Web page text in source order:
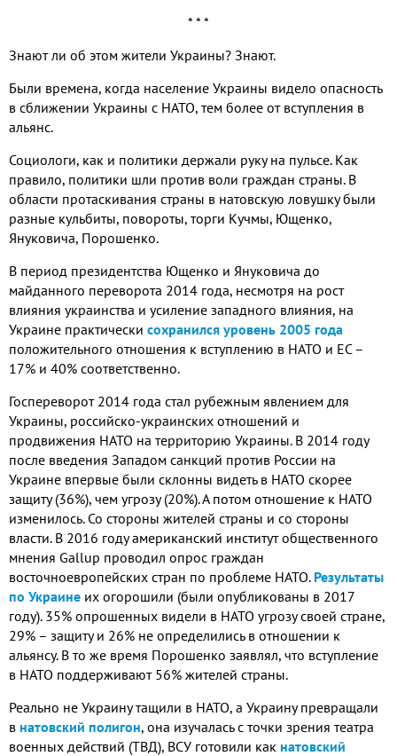
* * *
Знают ли об этом жители Украины? Знают.
Были времена, когда население Украины видело опасность
в сближении Украины с НАТО, тем более от вступления в
альянс.
Социологи, как и политики держали руку на пульсе. Как
правило, политики шли против воли граждан страны. В
области протаскивания страны в натовскую ловушку были
разные кульбиты, повороты, торги Кучмы, Ющенко,
Януковича, Порошенко.
В период президентства Ющенко и Януковича до
майданного переворота 2014 года, несмотря на рост
влияния украинства и усиление западного влияния, на
Украине практически сохранился уровень 2005 года
положительного отношения к вступлению в НАТО и ЕС –
17% и 40% соответственно.
Госпереворот 2014 года стал рубежным явлением для
Украины, российско-украинских отношений и
продвижения НАТО на территорию Украины. В 2014 году
после введения Западом санкций против России на
Украине впервые были склонны видеть в НАТО скорее
защиту (36%), чем угрозу (20%). А потом отношение к НАТО
изменилось. Со стороны жителей страны и со стороны
власти. В 2016 году американский институт общественного
мнения Gallup проводил опрос граждан
восточноевропейских стран по проблеме НАТО. Результаты
по Украине их огорошили (были опубликованы в 2017
году). 35% опрошенных видели в НАТО угрозу своей стране,
29% – защиту и 26% не определились в отношении к
альянсу. В то же время Порошенко заявлял, что вступление
в НАТО поддерживают 56% жителей страны.
Реально не Украину тащили в НАТО, а Украину превращали
в натовский полигон, она изучалась с точки зрения театра
военных действий (ТВД), ВСУ готовили как натовский